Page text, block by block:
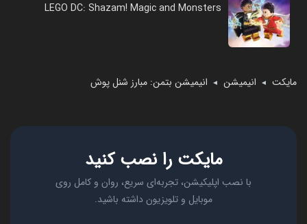
LEGO DC: Shazam! Magic and Monsters
مایکت ◄ انیمیشن ◄ انیمیشن بتمن: مبارز شنل‌ پوش
مایکت را نصب کنید
با نصب اپلیکیشن، تجربه‌ای سریع، روان و کامل روی
موبایل و تلویزیون داشته باشید.